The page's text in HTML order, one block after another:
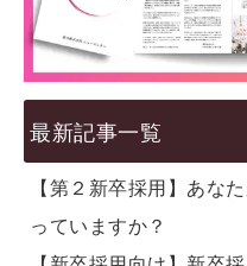
最新記事一覧
【第２新卒採用】あな
っていますか？